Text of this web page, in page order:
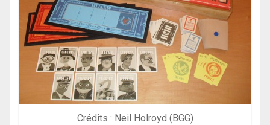
Crédits : Neil Holroyd (BGG)